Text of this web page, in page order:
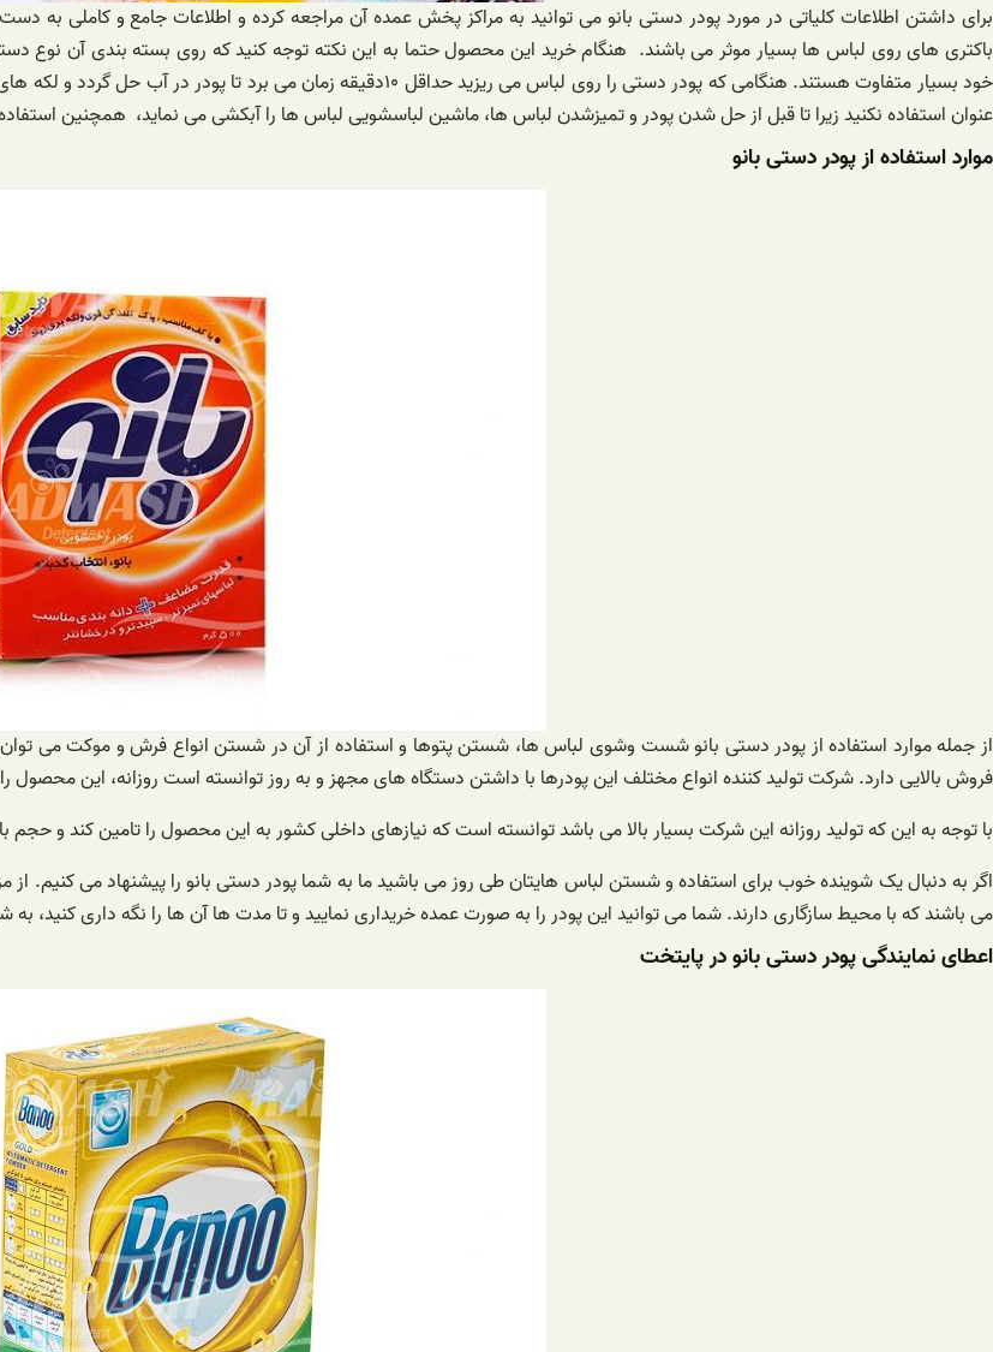
برای داشتن اطلاعات کلیاتی در مورد پودر دستی بانو می توانید به مراکز پخش عمده آن مراجعه کرده و اطلاعات جامع و کاملی به
باکتری های روی لباس ها بسیار موثر می باشند. هنگام خرید این محصول حتما به این نکته توجه کنید که روی بسته بندی آن نوع
خود بسیار متفاوت هستند. هنگامی که پودر دستی را روی لباس می ریزید حداقل
عنوان استفاده نکنید زیرا تا قبل از حل شدن پودر و تمیزشدن لباس ها، ماشین لباسشویی لباس ها را آبکشی می نماید، همچنین
موارد استفاده از پودر دستی بانو
از جمله موارد استفاده از پودر دستی بانو شست وشوی لباس ها، شستن پتوها و استفاده از آن در شستن انواع فرش و موکت می توان
فروش بالایی دارد. شرکت تولید کننده انواع مختلف این پودرها با داشتن دستگاه های مجهز و به روز توانسته است روزانه، این محصول را
با توجه به این که تولید روزانه این شرکت بسیار بالا می باشد توانسته است که نیازهای داخلی کشور به این محصول را تامین کند و حجم
اگر به دنبال یک شوینده خوب برای استفاده و شستن لباس هایتان طی روز می باشید ما به شما پودر دستی بانو را پیشنهاد می کنیم. از
می باشند که با محیط سازگاری دارند. شما می توانید این پودر را به صورت عمده خریداری نمایید و تا مدت ها آن ها را نگه داری کنید،
اعطای نمایندگی پودر دستی بانو در پایتخت